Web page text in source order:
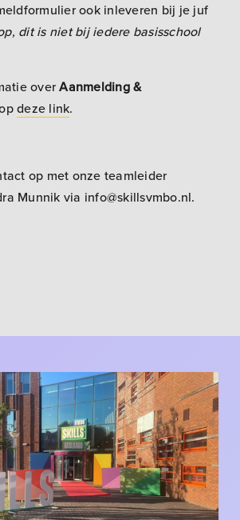
ook inleveren bij je juf
dit is niet bij iedere basisschool
overAanmelding &
deze link.
op met onze teamleider
Munnik via info@skillsvmbo.nl.